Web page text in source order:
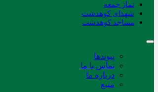
نماز جمعه
شهدای کوهدشت
مساجد کوهدشت
پیوندها
تماس با ما
درباره ما
منبع